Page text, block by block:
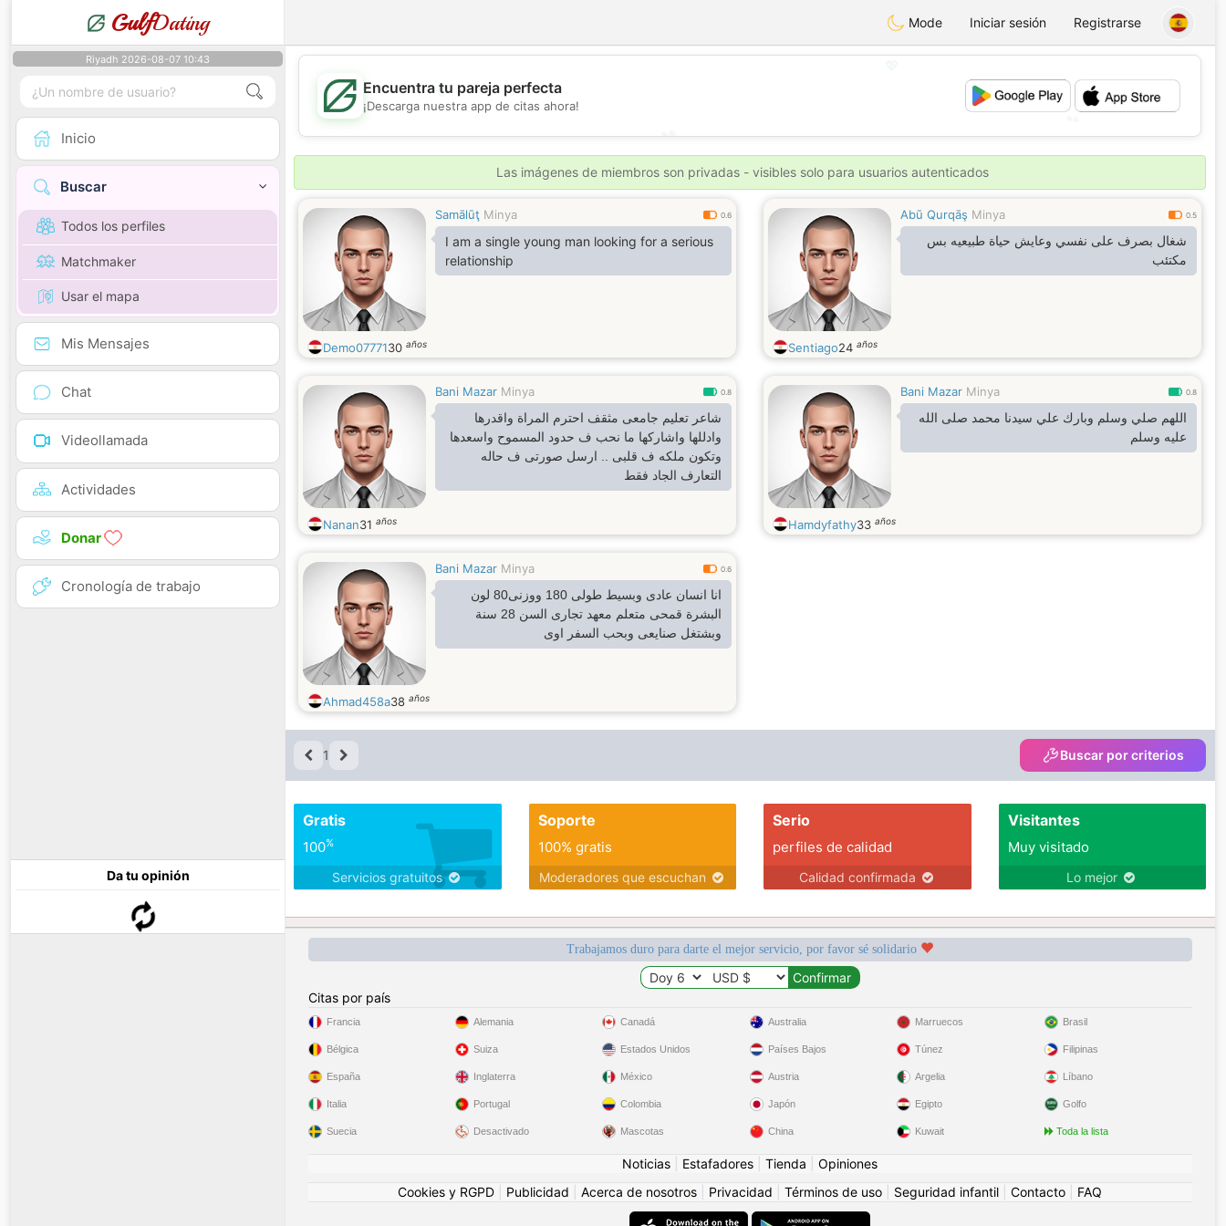
GulfDating Mode Iniciar sesión Registrarse
Riyadh 2026-08-07 10:43
Inicio
Buscar
Todos los perfiles
Matchmaker
Usar el mapa
Mis Mensajes
Chat
Videollamada
Actividades
Donar
Cronología de trabajo
Da tu opinión
💖
💕
💕
Encuentra tu pareja perfecta
¡Descarga nuestra app de citas ahora!
Las imágenes de miembros son privadas - visibles solo para usuarios autenticados
Samālūţ Minya 0.6
I am a single young man looking for a serious
relationship
Demo0777130 años
Abū Qurqāş Minya 0.5
شغال بصرف على نفسي وعايش حياة طبيعيه بس
مكتئب
Sentiago24 años
Bani Mazar Minya 0.8
شاعر تعليم جامعى مثقف احترم المراة واقدرها
وادللها واشاركها ما نحب ف حدود المسموح واسعدها
وتكون ملكه ف قلبى .. ارسل صورتى ف حاله
التعارف الجاد فقط
Nanan31 años
Bani Mazar Minya 0.8
اللهم صلي وسلم وبارك علي سيدنا محمد صلى الله
عليه وسلم
Hamdyfathy33 años
Bani Mazar Minya 0.6
انا انسان عادى وبسيط طولى 180 ووزنى80 لون
البشرة قمحى متعلم معهد تجارى السن 28 سنة
وبشتغل صنايعى وبحب السفر اوى
Ahmad458a38 años
1 Buscar por criterios
Gratis
100%
Servicios gratuitos
Soporte
100% gratis
Moderadores que escuchan
Serio
perfiles de calidad
Calidad confirmada
Visitantes
Muy visitado
Lo mejor
Trabajamos duro para darte el mejor servicio, por favor sé solidario
Citas por país
Francia
Bélgica
España
Italia
Suecia
Alemania
Suiza
Inglaterra
Portugal
Desactivado
Canadá
Estados Unidos
México
Colombia
Mascotas
Australia
Países Bajos
Austria
Japón
China
Marruecos
Túnez
Argelia
Egipto
Kuwait
Brasil
Filipinas
Líbano
Golfo
Toda la lista
Noticias Estafadores Tienda
Opiniones
Cookies y RGPD
Publicidad Acerca de nosotros Privacidad Términos de uso Seguridad infantil Contacto FAQ